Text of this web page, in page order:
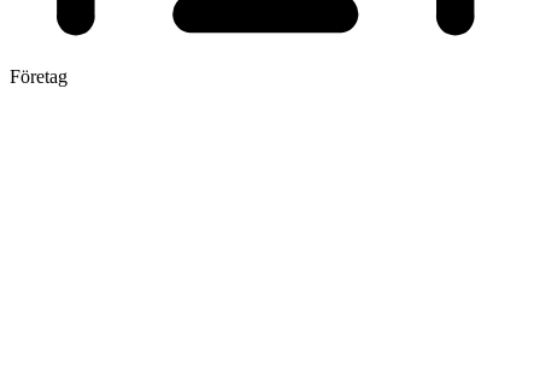
Företag